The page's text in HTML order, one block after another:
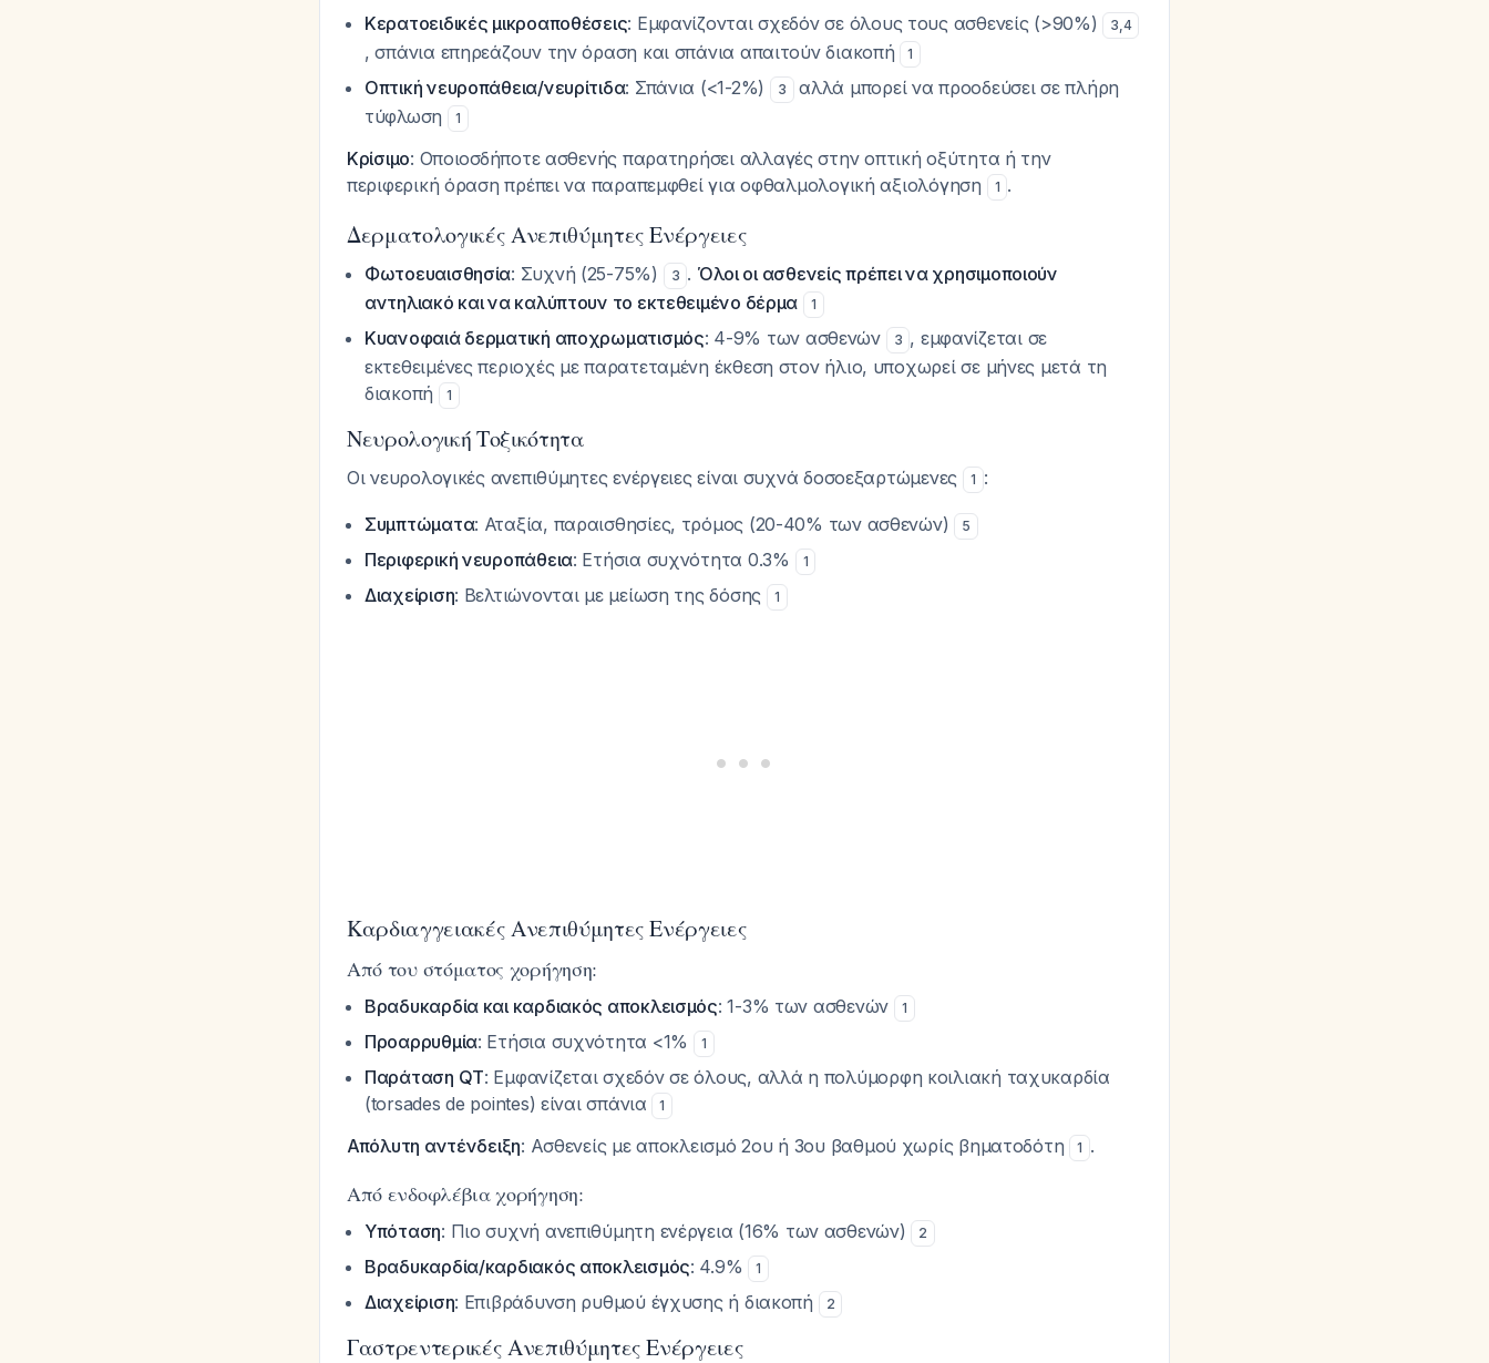
Κερατοειδικές μικροαποθέσεις: Εμφανίζονται σχεδόν σε όλους τους ασθενείς (>90%) 3,4
, σπάνια επηρεάζουν την όραση και σπάνια απαιτούν διακοπή 1
Οπτική νευροπάθεια/νευρίτιδα: Σπάνια (<1-2%) 3
αλλά μπορεί να προοδεύσει σε πλήρη
τύφλωση
1
Κρίσιμο: Οποιοσδήποτε ασθενής παρατηρήσει αλλαγές στην οπτική οξύτητα ή την
περιφερική όραση πρέπει να παραπεμφθεί για οφθαλμολογική αξιολόγηση
1 .
Δερματολογικές Ανεπιθύμητες Ενέργειες
Φωτοευαισθησία: Συχνή (25-75%) 3 . Όλοι οι ασθενείς πρέπει να χρησιμοποιούν
αντηλιακό και να καλύπτουν το εκτεθειμένο δέρμα
1
Κυανοφαιά δερματική αποχρωματισμός: 4-9% των ασθενών 3 , εμφανίζεται σε
εκτεθειμένες περιοχές με παρατεταμένη έκθεση στον ήλιο, υποχωρεί σε μήνες μετά τη
διακοπή
1
Νευρολογική Τοξικότητα
Οι νευρολογικές ανεπιθύμητες ενέργειες είναι συχνά δοσοεξαρτώμενες 1 :
Συμπτώματα: Αταξία, παραισθησίες, τρόμος (20-40% των ασθενών) 5
Περιφερική νευροπάθεια: Ετήσια συχνότητα 0.3% 1
Διαχείριση: Βελτιώνονται με μείωση της δόσης 1
Καρδιαγγειακές Ανεπιθύμητες Ενέργειες
Από του στόματος χορήγηση:
Βραδυκαρδία και καρδιακός αποκλεισμός: 1-3% των ασθενών 1
Προαρρυθμία: Ετήσια συχνότητα <1% 1
Παράταση QT: Εμφανίζεται σχεδόν σε όλους, αλλά η πολύμορφη κοιλιακή ταχυκαρδία
(torsades de pointes) είναι σπάνια
1
Απόλυτη αντένδειξη: Ασθενείς με αποκλεισμό 2ου ή 3ου βαθμού χωρίς βηματοδότη 1 .
Από ενδοφλέβια χορήγηση:
Υπόταση: Πιο συχνή ανεπιθύμητη ενέργεια (16% των ασθενών) 2
Βραδυκαρδία/καρδιακός αποκλεισμός: 4.9% 1
Διαχείριση: Επιβράδυνση ρυθμού έγχυσης ή διακοπή 2
Γαστρεντερικές Ανεπιθύμητες Ενέργειες